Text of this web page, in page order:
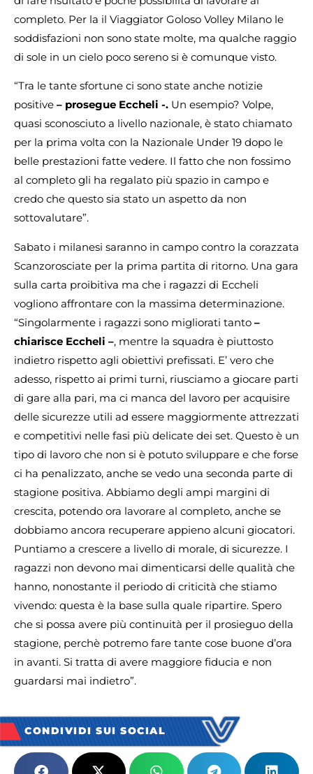
completo. Per la il Viaggiator Goloso Volley Milano le
soddisfazioni non sono state molte, ma qualche raggio
di sole in un cielo poco sereno si è comunque visto.
“Tra le tante sfortune ci sono state anche notizie
positive – prosegue Eccheli -. Un esempio? Volpe,
quasi sconosciuto a livello nazionale, è stato chiamato
per la prima volta con la Nazionale Under 19 dopo le
belle prestazioni fatte vedere. Il fatto che non fossimo
al completo gli ha regalato più spazio in campo e
credo che questo sia stato un aspetto da non
sottovalutare”.
Sabato i milanesi saranno in campo contro la corazzata
Scanzorosciate per la prima partita di ritorno. Una gara
sulla carta proibitiva ma che i ragazzi di Eccheli
vogliono affrontare con la massima determinazione.
“Singolarmente i ragazzi sono migliorati tanto –
chiarisce Eccheli –, mentre la squadra è piuttosto
indietro rispetto agli obiettivi prefissati. E’ vero che
adesso, rispetto ai primi turni, riusciamo a giocare parti
di gare alla pari, ma ci manca del lavoro per acquisire
delle sicurezze utili ad essere maggiormente attrezzati
e competitivi nelle fasi più delicate dei set. Questo è un
tipo di lavoro che non si è potuto sviluppare e che forse
ci ha penalizzato, anche se vedo una seconda parte di
stagione positiva. Abbiamo degli ampi margini di
crescita, potendo ora lavorare al completo, anche se
dobbiamo ancora recuperare appieno alcuni giocatori.
Puntiamo a crescere a livello di morale, di sicurezze. I
ragazzi non devono mai dimenticarsi delle qualità che
hanno, nonostante il periodo di criticità che stiamo
vivendo: questa è la base sulla quale ripartire. Spero
che si possa avere più continuità per il prosieguo della
stagione, perchè potremo fare tante cose buone d’ora
in avanti. Si tratta di avere maggiore fiducia e non
guardarsi mai indietro”.
CONDIVIDI SUI SOCIAL